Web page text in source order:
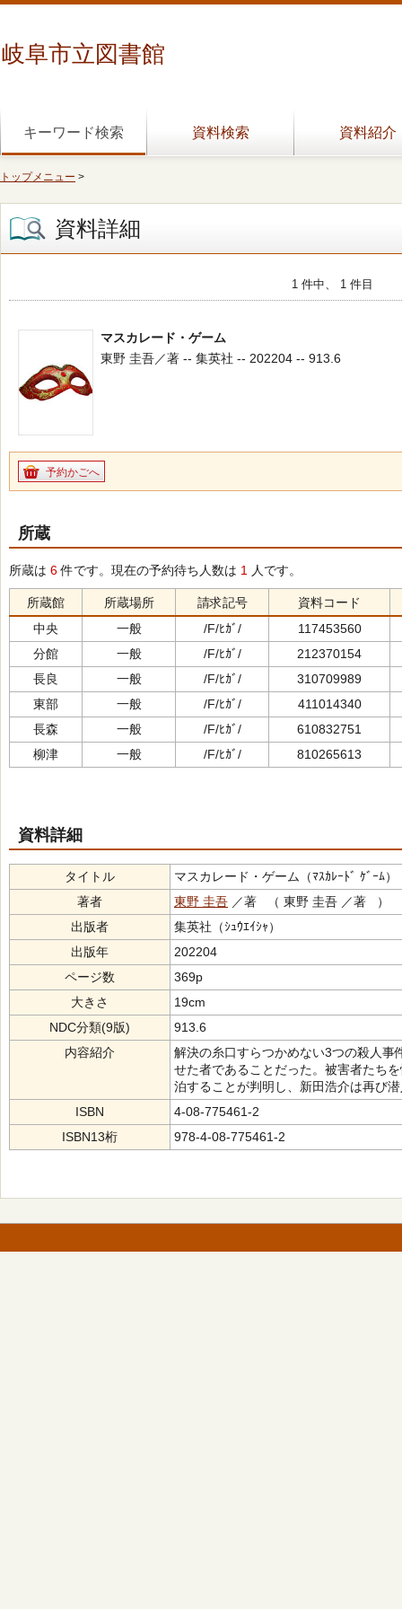
岐阜市立図書館
キーワード検索 資料検索 資料紹介
トップメニュー >
資料詳細
1 件中、 1 件目
マスカレード・ゲーム
東野 圭吾／著 -- 集英社 -- 202204 -- 913.6
予約かごへ
所蔵
所蔵は 6件です。現在の予約待ち人数は 1 人です。
所蔵館 所蔵場所 請求記号
資料コード
中央
一般 /F/ﾋｶﾞ/
117453560
分館
一般 /F/ﾋｶﾞ/
212370154
長良
一般 /F/ﾋｶﾞ/
310709989
東部
一般 /F/ﾋｶﾞ/
411014340
長森
一般 /F/ﾋｶﾞ/
610832751
柳津
一般 /F/ﾋｶﾞ/ 810265613
資料詳細
タイトル
マスカレード・ゲーム（ﾏｽｶﾚｰﾄﾞ ｹﾞｰﾑ）
著者
東野 圭吾 ／著 （ 東野 圭吾 ／著 ）
出版者
集英社（ｼｭｳｴｲｼｬ）
出版年
202204
ページ数
369p
大きさ
19cm
NDC分類(9版)
913.6
内容紹介
解決の糸口すらつかめない3つの殺人
せた者であることだった。被害者たち
泊することが判明し、新田浩介は再び
ISBN
4-08-775461-2
ISBN13桁
978-4-08-775461-2